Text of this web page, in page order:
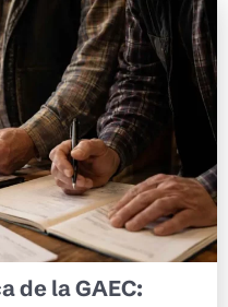
de la GAEC: